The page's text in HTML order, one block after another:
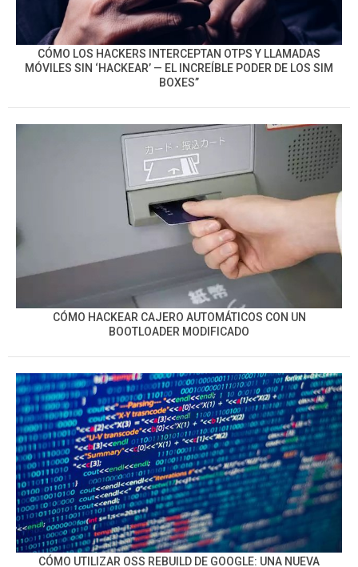
CÓMO LOS HACKERS INTERCEPTAN OTPS Y LLAMADAS
MÓVILES SIN ‘HACKEAR’ — EL INCREÍBLE PODER DE LOS SIM
BOXES”
CÓMO HACKEAR CAJERO AUTOMÁTICOS CON UN
BOOTLOADER MODIFICADO
CÓMO UTILIZAR OSS REBUILD DE GOOGLE: UNA NUEVA